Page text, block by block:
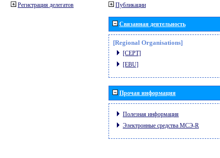
Регистрация делегатов Публикации
Связанная деятельность
[Regional Organisations]
[CEPT]
[EBU]
Прочая информация
Полезная информация
Электронные средства МСЭ-R